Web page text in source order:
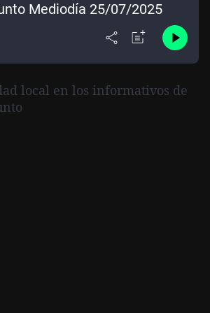
Mediodía 25/07/2025
local en los informativos de